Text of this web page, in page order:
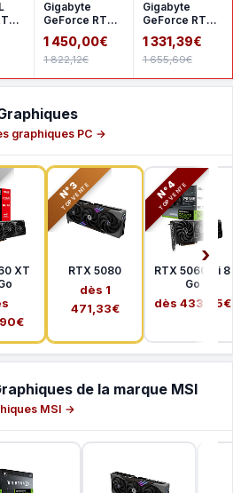
Gigabyte
GeForce RTX
5080 AERO OC
SFF 16G
1 450,00€
1 822,12€
Gigabyte
GeForce RTX
5080
WINDFORCE
OC SFF 16G
1 331,39€
1 655,69€
graphiques PC →
XT
N°3
TOP VENTE
RTX 5080
dès 1
471,33€
N°4
TOP VENTE
RTX 5060 Ti 8
Go
dès 433,65€
de la marque MSI
MSI →